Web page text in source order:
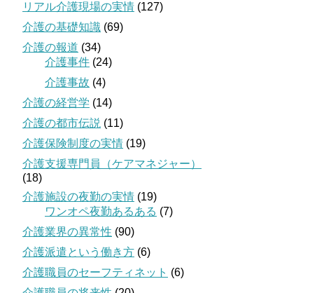
リアル介護現場の実情 (127)
介護の基礎知識 (69)
介護の報道 (34)
介護事件 (24)
介護事故 (4)
介護の経営学 (14)
介護の都市伝説 (11)
介護保険制度の実情 (19)
介護支援専門員（ケアマネジャー）
(18)
介護施設の夜勤の実情 (19)
ワンオペ夜勤あるある (7)
介護業界の異常性 (90)
介護派遣という働き方 (6)
介護職員のセーフティネット (6)